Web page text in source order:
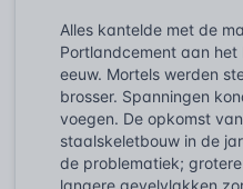
Alles kantelde met de
Portlandcement aan
eeuw. Mortels werden
brosser. Spanningen
voegen. De opkomst
staalskeletbouw in de
de problematiek;
langere gevelvlakken